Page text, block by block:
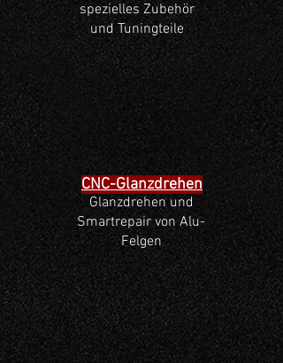
spezielles Zubehör
und Tuningteile
CNC-Glanzdrehen
Glanzdrehen und
Smartrepair von Alu-
Felgen